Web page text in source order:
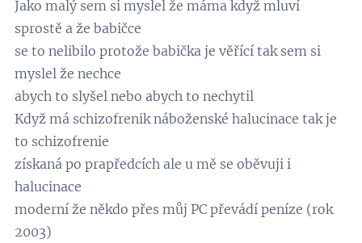
Jako malý sem si myslel že máma když mluví
sprostě a že babičce
se to nelibilo protože babička je věřící tak sem si
myslel že nechce
abych to slyšel nebo abych to nechytil
Když má schizofrenik náboženské halucinace tak je
to schizofrenie
získaná po prapředcích ale u mě se oběvuji i
halucinace
moderní že někdo přes můj PC převádí peníze (rok
2003)